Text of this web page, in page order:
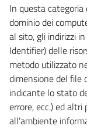
In questa
dominio dei
al sito, gli indirizzi
Identifier) delle
metodo utilizzato
dimensione del file
indicante lo stato
errore, ecc.) ed
all’ambiente